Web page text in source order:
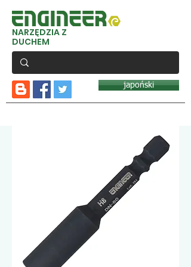
NARZĘDZIA Z
DUCHEM
japoński